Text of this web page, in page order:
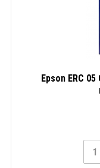
Epson ERC